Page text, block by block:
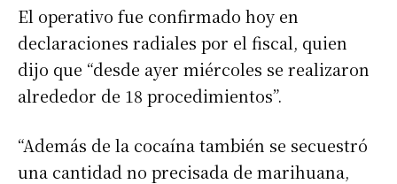
El operativo fue confirmado hoy en
declaraciones radiales por el fiscal, quien
dijo que “desde ayer miércoles se realizaron
alrededor de 18 procedimientos”.
“Además de la cocaína también se secuestró
una cantidad no precisada de marihuana,